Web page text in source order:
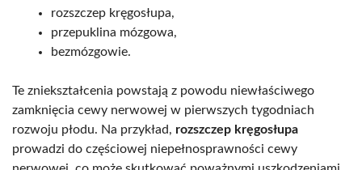
rozszczep kręgosłupa,
przepuklina mózgowa,
bezmózgowie.
Te zniekształcenia powstają z powodu niewłaściwego
zamknięcia cewy nerwowej w pierwszych tygodniach
rozwoju płodu. Na przykład, rozszczep kręgosłupa
prowadzi do częściowej niepełnosprawności cewy